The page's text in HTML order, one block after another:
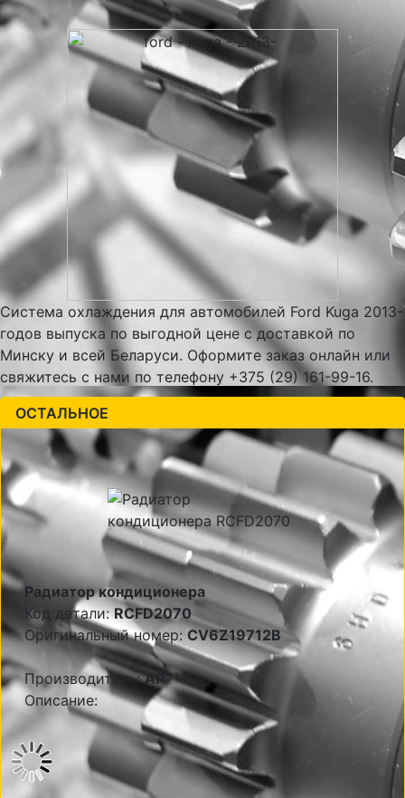
Система охлаждения для автомобилей Ford Kuga 2013-
годов выпуска по выгодной цене с доставкой по
Минску и всей Беларуси. Оформите заказ онлайн или
свяжитесь с нами по телефону +375 (29) 161-99-16.
ОСТАЛЬНОЕ
Радиатор кондиционера
Код детали:RCFD2070
Оригинальный номер:CV6Z19712B
Производитель:AP
Описание: